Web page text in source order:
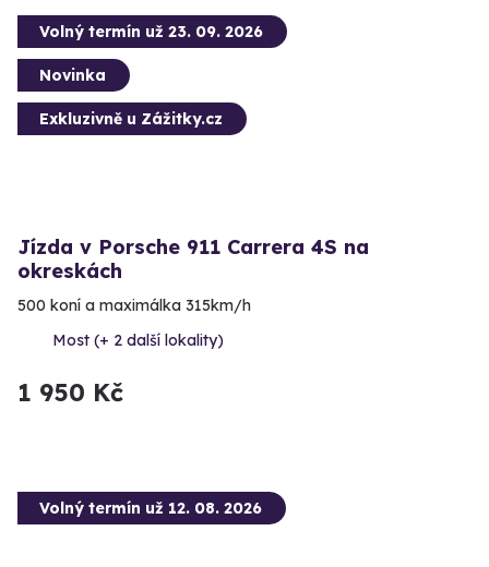
Volný termín už 23. 09. 2026
Novinka
Exkluzivně u Zážitky.cz
Jízda v Porsche 911 Carrera 4S na
okreskách
500 koní a maximálka 315km/h
Most (+ 2 další lokality)
1 950 Kč
Volný termín už 12. 08. 2026